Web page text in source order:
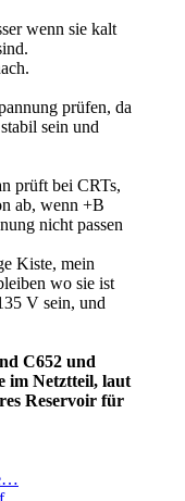
wenn sie kalt
prüfen, da
sein und
prüft bei CRTs,
ab, wenn +B
nicht passen
Kiste, mein
wo sie ist
V sein, und
C652 und
im Netztteil, laut
Reservoir für